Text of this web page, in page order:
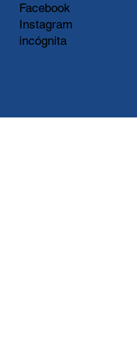
Facebook
Instagram
incógnita